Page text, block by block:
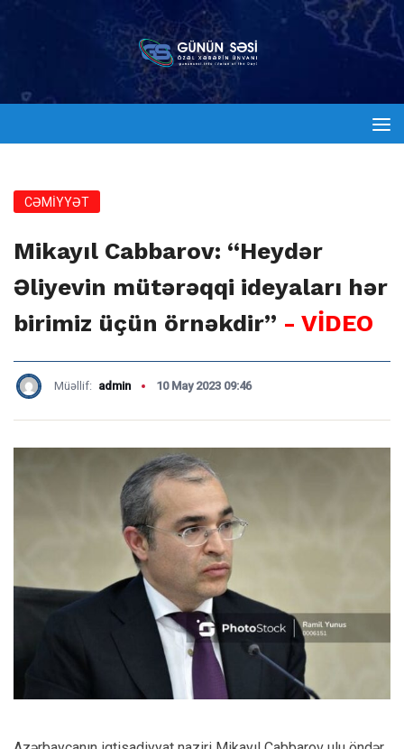
CƏMİYYƏT
Mikayıl Cabbarov: “Heydər
Əliyevin mütərəqqi ideyaları hər
birimiz üçün örnəkdir” - VİDEO
Müəllif: admin 10 May 2023 09:46